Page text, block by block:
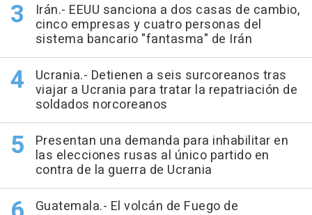
Irán.- EEUU sanciona a dos casas de cambio,
cinco empresas y cuatro personas del
sistema bancario "fantasma" de Irán
Ucrania.- Detienen a seis surcoreanos tras
viajar a Ucrania para tratar la repatriación de
soldados norcoreanos
Presentan una demanda para inhabilitar en
las elecciones rusas al único partido en
contra de la guerra de Ucrania
Guatemala.- El volcán de Fuego de